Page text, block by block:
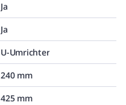
Ja
Ja
U-Umrichter
240 mm
425 mm